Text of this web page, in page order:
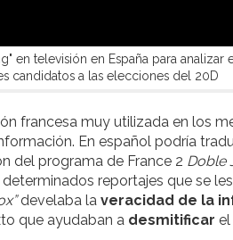
en televisión en España para analizar
candidatos a las elecciones del 20D
francesa muy utilizada en los
En español podría
del programa de France 2 Doble
reportajes que se
develaba la veracidad de la
que ayudaban a desmitificar el